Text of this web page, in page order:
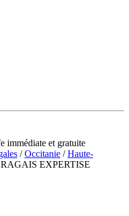
immédiate et gratuite
/Occitanie /Haute-
EXPERTISE